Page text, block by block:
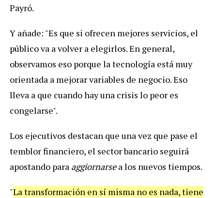
Payró.
Y añade: "Es que si ofrecen mejores servicios, el
públicova a volver a elegirlos.En general,
observamos eso porque la tecnología está muy
orientada a mejorarvariables de negocio.Eso
lleva a que cuandohayuna crisis lo peor es
congelarse".
Los ejecutivos destacan que una vez que pase el
temblorfinanciero, el sectorbancario seguirá
apostando para aggiornarsea los nuevos tiempos.
"La transformación en sí misma no es nada,tiene